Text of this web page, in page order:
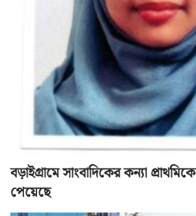
বড়াইগ্রামে সাংবাদিকের কন্যা
পেয়েছে